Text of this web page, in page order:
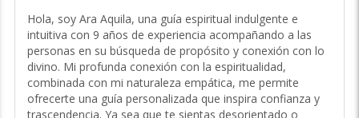
Hola, soy Ara Aquila, una guía espiritual indulgente e
intuitiva con 9 años de experiencia acompañando a las
personas en su búsqueda de propósito y conexión con lo
divino. Mi profunda conexión con la espiritualidad,
combinada con mi naturaleza empática, me permite
ofrecerte una guía personalizada que inspira confianza y
trascendencia. Ya sea que te sientas desorientado o